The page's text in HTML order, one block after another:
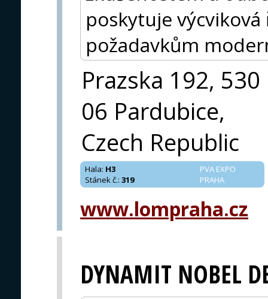
poskytuje
požadavkům
Prazska 192, 530
06 Pardubice,
Czech Republic
PVA EXPO
PRAHA
Hala: H3
Stánek č.: 319
www.lompraha.cz
DYNAMIT NOBEL